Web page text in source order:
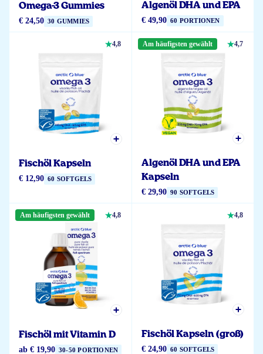
Omega-3 Gummies
€ 24,50 30 GUMMIES
Algenöl DHA und EPA
€ 49,90 60 PORTIONEN
4,8
Fischöl Kapseln
€ 12,90 60 SOFTGELS
Am häufigsten gewählt 4,7
Algenöl DHA und EPA
Kapseln
€ 29,90 90 SOFTGELS
Am häufigsten gewählt 4,8
Fischöl mit Vitamin D
ab € 19,90 30-50 PORTIONEN
4,8
Fischöl Kapseln (groß)
€ 24,90 60 SOFTGELS